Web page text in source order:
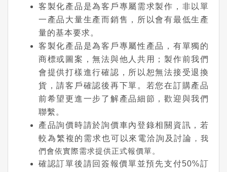
客製化產品是為客戶專屬需求製作，非以單
一產品大量生產而銷售，所以會有最低生產
量的基本要求。
客製化產品是為客戶專屬性產品，有單獨的
商標或圖案，無法與他人共用；製作前我們
會提供打樣進行確認，所以恕無法接受退換
貨，請客戶確認後再下單。若您在訂購產品
前希望更進一步了解產品細節，歡迎與我們
聯繫。
產品詢價時請於詢價車內登錄相關資訊，若
較為繁複的需求也可以來電洽詢及討論 ，我
們會依實際需求提供正式報價單。
確認訂單後請回簽報價單並預先支付50%訂